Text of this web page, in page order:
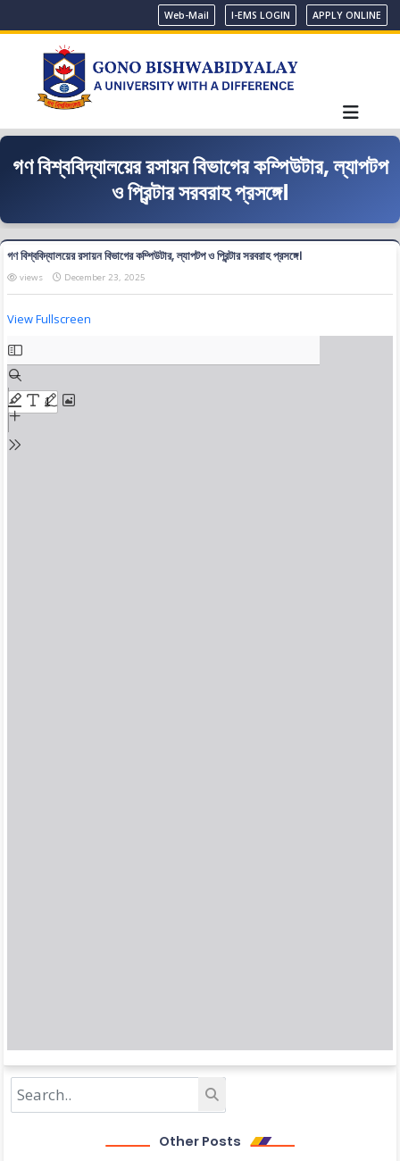
Web-Mail I-EMS LOGIN APPLY ONLINE
গণ বিশ্ববিদ্যালয়ের রসায়ন বিভাগের কম্পিউটার, ল্যাপটপ
ও প্রিন্টার সরবরাহ প্রসঙ্গে।
গণ বিশ্ববিদ্যালয়ের রসায়ন বিভাগের কম্পিউটার, ল্যাপটপ ও প্রিন্টার সরবরাহ প্রসঙ্গে।
views December 23, 2025
View Fullscreen
to
PDF
content
Other Posts